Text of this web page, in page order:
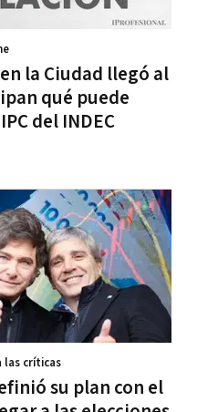
la Ciudad llegó al
qué puede
del INDEC
su plan con el
las críticas